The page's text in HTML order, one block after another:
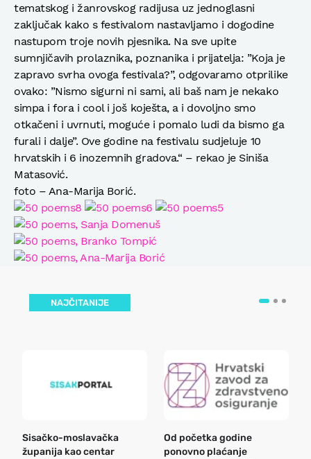
tematskog i žanrovskog radijusa uz jednoglasni
zaključak kako s festivalom nastavljamo i dogodine
nastupom troje novih pjesnika. Na sve upite
sumnjičavih prolaznika, poznanika i prijatelja: ”Koja je
zapravo svrha ovoga festivala?”, odgovaramo otprilike
ovako: ”Nismo sigurni ni sami, ali baš nam je nekako
simpa i fora i cool i još koješta, a i dovoljno smo
otkačeni i uvrnuti, moguće i pomalo ludi da bismo ga
furali i dalje”. Ove godine na festivalu sudjeluje 10
hrvatskih i 6 inozemnih gradova.“ – rekao je Siniša
Matasović.
foto – Ana-Marija Borić.
NAJČITANIJE
Sisačko-moslavačka
županija kao centar
Od početka godine
ponovno plaćanje